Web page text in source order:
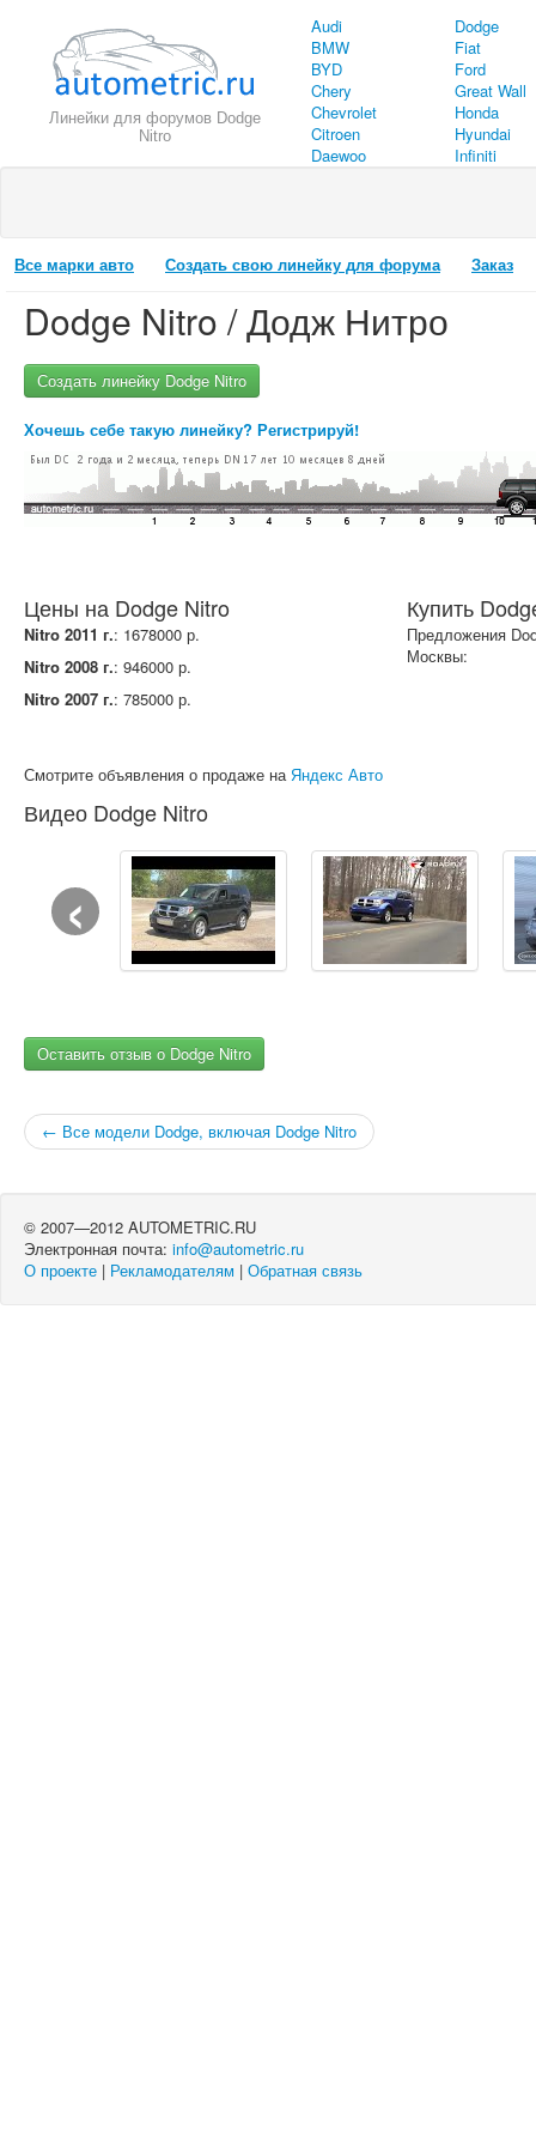
Линейки для форумов Dodge
Nitro
Audi
BMW
BYD
Chery
Chevrolet
Citroen
Daewoo
Dodge
Fiat
Ford
Great Wall
Honda
Hyundai
Infiniti
Все марки авто Создать свою линейку для форума Заказ
Dodge Nitro / Додж Нитро
Создать линейку Dodge Nitro
Хочешь себе такую линейку? Регистрируй!
Цены на Dodge Nitro
Nitro 2011 г.: 1678000 р.
Nitro 2008 г.: 946000 р.
Nitro 2007 г.: 785000 р.
Смотрите объявления о продаже наЯндекс Авто
Купить
Предложения
Москвы:
Видео Dodge Nitro
‹
Оставить отзыв о Dodge Nitro
← Все модели Dodge, включая Dodge Nitro
© 2007—2012 AUTOMETRIC.RU
Электронная почта: info@autometric.ru
О проекте | Рекламодателям | Обратная связь